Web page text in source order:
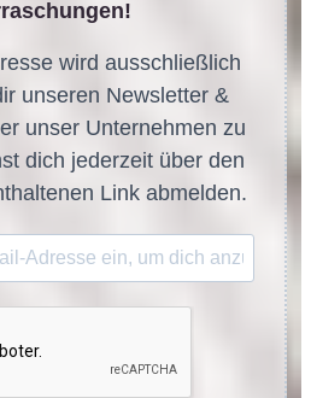
wird ausschließlich
unseren Newsletter &
unser Unternehmen zu
dich jederzeit über den
Link abmelden.